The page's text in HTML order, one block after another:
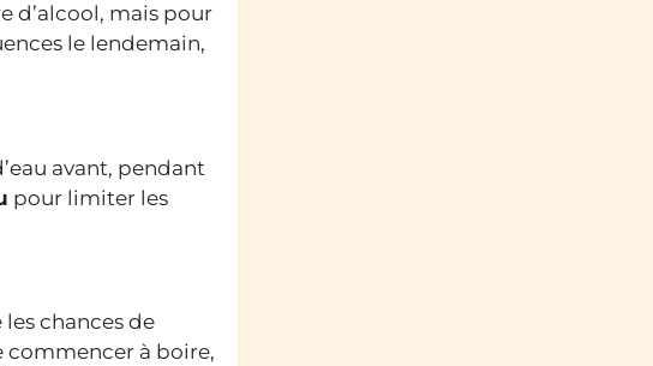
d’alcool, mais pour
le lendemain,
avant, pendant
pour limiter les
chances de
commencer à boire,